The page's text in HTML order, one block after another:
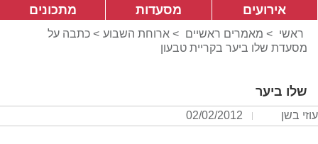
אירועים מסעדות מתכונים
ראשי > מאמרים ראשיים > ארוחת השבוע > כתבה על
מסעדת שלו ביער בקריית טבעון
שלו ביער
עוזי בשן 02/02/2012